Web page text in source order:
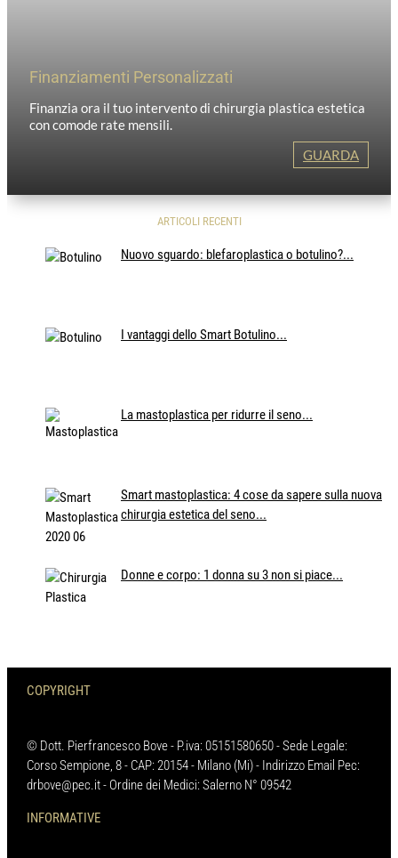
Finanziamenti Personalizzati
Finanzia ora il tuo intervento di chirurgia plastica estetica
con comode rate mensili.
GUARDA
ARTICOLI RECENTI
Nuovo sguardo: blefaroplastica o botulino?...
I vantaggi dello Smart Botulino...
La mastoplastica per ridurre il seno...
Smart mastoplastica: 4 cose da sapere sulla nuova
chirurgia estetica del seno...
Donne e corpo: 1 donna su 3 non si piace...
COPYRIGHT
© Dott. Pierfrancesco Bove - P.iva: 05151580650 - Sede Legale:
Corso Sempione, 8 - CAP: 20154 - Milano (Mi) - Indirizzo Email Pec:
drbove@pec.it - Ordine dei Medici: Salerno N° 09542
INFORMATIVE